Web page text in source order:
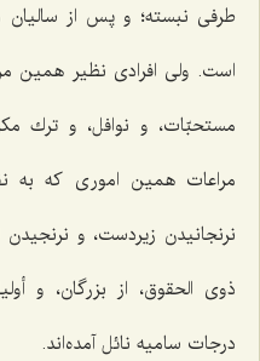
طرفى نبسته؛ و پس از ساليان
است. ولى افرادى نظير همين
مستحبّات، و نوافل، و ترك
مراعات همين امورى كه به
نرنجانيدن زيردست، و
ذوى الحقوق، از بزرگان، و
درجات ساميه نائل آمده‌اند.